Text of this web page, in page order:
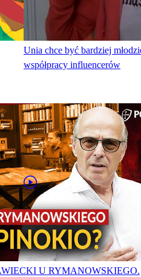
Unia chce być bardziej
współpracy influencerów
U RYMANOWSKIEGO.